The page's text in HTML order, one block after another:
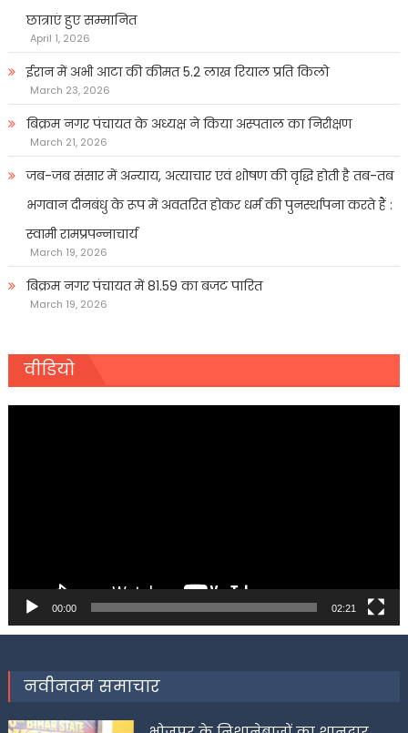
छात्राएं हुए सम्मानित
April 1, 2026
ईरान में अभी आटा की कीमत 5.2 लाख रियाल प्रति किलो
March 23, 2026
बिक्रम नगर पंचायत के अध्यक्ष ने किया अस्पताल का निरीक्षण
March 21, 2026
जब-जब संसार में अन्याय, अत्याचार एवं शोषण की वृद्धि होती है तब-तब
भगवान दीनबंधु के रूप में अवतरित होकर धर्म की पुनर्स्थापना करते हैं :
स्वामी रामप्रपन्नाचार्य
March 19, 2026
बिक्रम नगर पंचायत में 81.59 का बजट पारित
March 19, 2026
वीडियो
00:00 02:21
नवीनतम समाचार